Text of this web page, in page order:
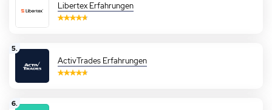
Libertex Erfahrungen
5.
ActivTrades Erfahrungen
6.